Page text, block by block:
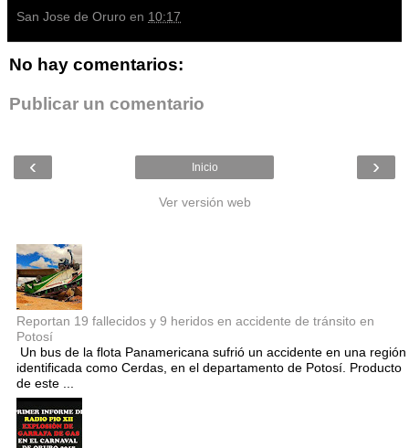
San Jose de Oruro en 10:17
No hay comentarios:
Publicar un comentario
‹ ›
Inicio
Ver versión web
Reportan 19 fallecidos y 9 heridos en accidente de tránsito en
Potosí
Un bus de la flota Panamericana sufrió un accidente en una región
identificada como Cerdas, en el departamento de Potosí. Producto
de este ...